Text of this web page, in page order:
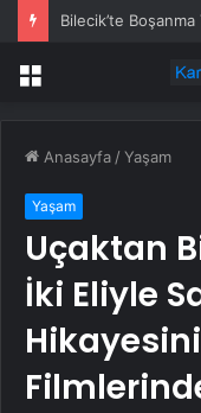
Menü
Anasayfa /Yaşam
Yaşam
Uçaktan
İki Eliyle